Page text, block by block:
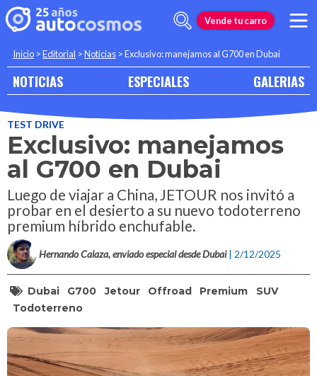
Vende tu carro
Inicio >Editorial >Noticias >Exclusivo: manejamos al G700 en Dubai
NOTICIAS ESPECIALES GALERIAS
TEST DRIVE
Exclusivo: manejamos
al G700 en Dubai
Luego de viajar a China, JETOUR nos invitó a
probar en el desierto a su nuevo todoterreno
premium híbrido enchufable.
Hernando Calaza, enviado especial desde Dubai | 2/12/2025
Dubai G700 Jetour Offroad Premium
SUV
Todoterreno